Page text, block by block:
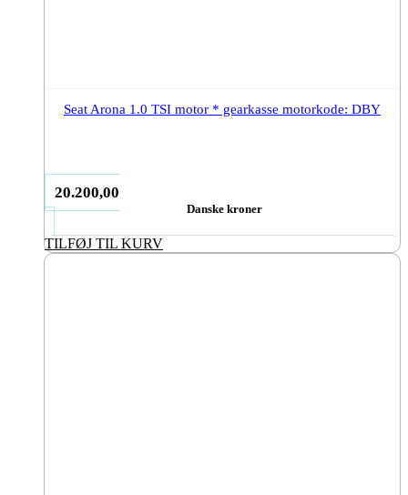
Seat Arona 1.0 TSI motor * gearkasse motorkode: DBY
20.200,00
Danske kroner
TILFØJ TIL KURV